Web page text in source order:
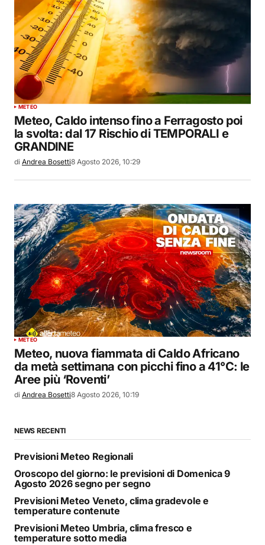
METEO
Meteo, Caldo intenso fino a Ferragosto poi
la svolta: dal 17 Rischio di TEMPORALI e
GRANDINE
di Andrea Bosetti8 Agosto 2026, 10:29
METEO
Meteo, nuova fiammata di Caldo Africano
da metà settimana con picchi fino a 41°C: le
Aree più ‘Roventi’
di Andrea Bosetti8 Agosto 2026, 10:19
NEWS RECENTI
Previsioni Meteo Regionali
Oroscopo del giorno: le previsioni di Domenica 9
Agosto 2026 segno per segno
Previsioni Meteo Veneto, clima gradevole e
temperature contenute
Previsioni Meteo Umbria, clima fresco e
temperature sotto media